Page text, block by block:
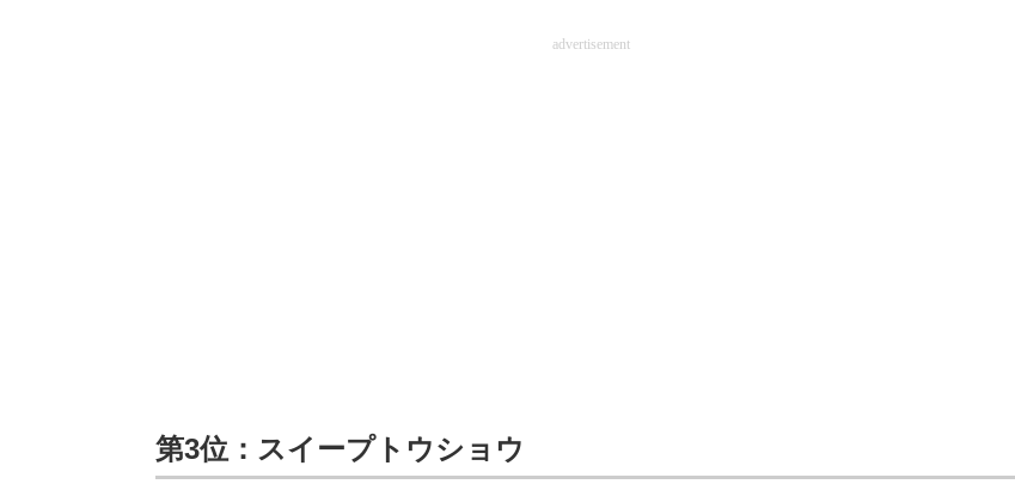
advertisement
第3位：スイープトウショウ